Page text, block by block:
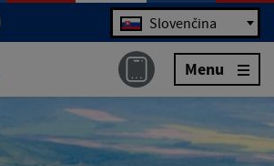
Jazyk Slovenčina
Menu